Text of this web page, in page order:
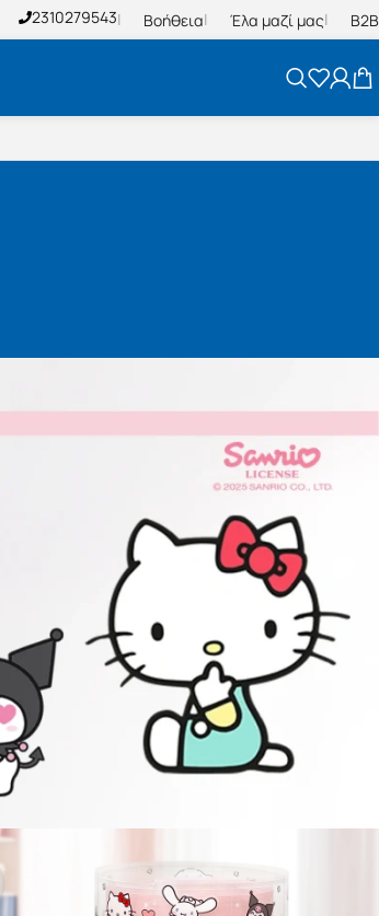
2310279543 Βοήθεια Έλα μαζί μας B2B
του παιδικού δωματίου!
Προβάλλονται όλα - 3 αποτελέσματα
18